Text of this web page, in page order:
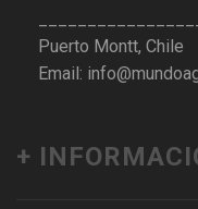
Puerto Montt, Chile
Email:
+